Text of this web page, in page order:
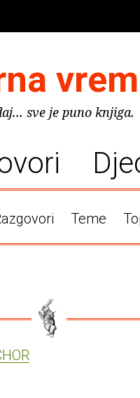
sve je puno knjiga.
Teme